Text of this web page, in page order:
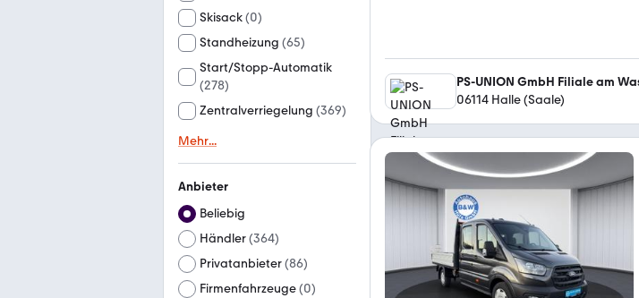
Skisack(0)
Standheizung (65)
Start/Stopp-Automatik
(278)
Zentralverriegelung (369)
Mehr...
Anbieter
Beliebig
Händler(364)
Privatanbieter(86)
Firmenfahrzeuge(0)
06114 Halle (Saale)